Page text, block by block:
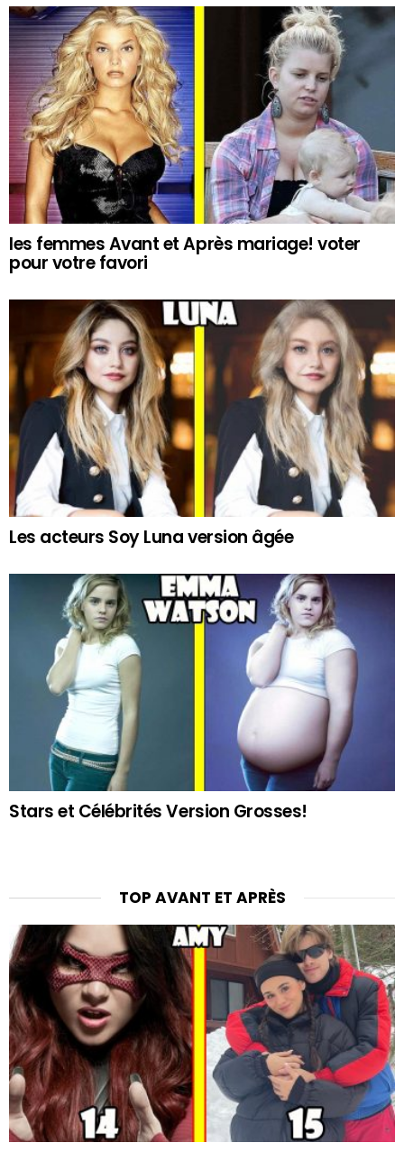
les femmes Avant et Après mariage! voter
pour votre favori
Les acteurs Soy Luna version âgée
Stars et Célébrités Version Grosses!
TOP AVANT ET APRÈS